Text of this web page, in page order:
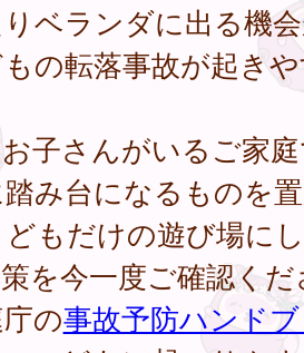
ベランダに出る機
の転落事故が起き
子さんがいるご家
み台になるものを
もだけの遊び場に
を今一度ご確認く
の事故予防ハンド